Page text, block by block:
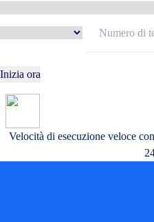
Inizia ora
Velocità di esecuzione veloce